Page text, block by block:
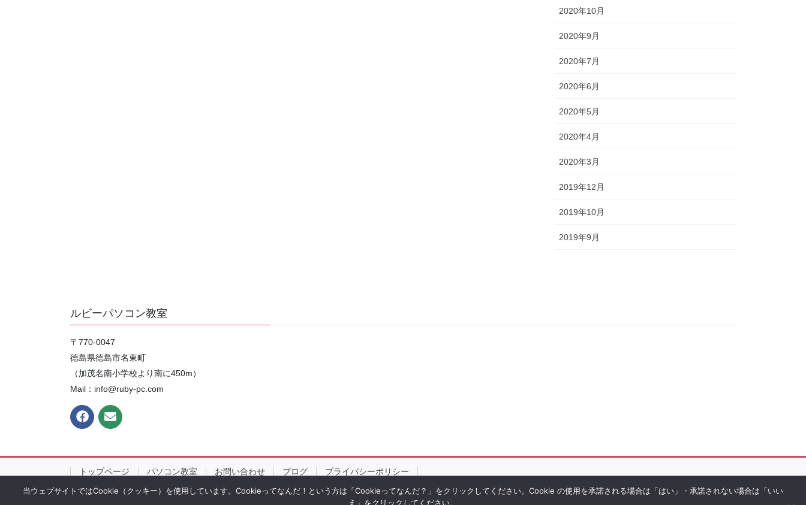
2020年10月
2020年9月
2020年7月
2020年6月
2020年5月
2020年4月
2020年3月
2019年12月
2019年10月
2019年9月
ルビーパソコン教室
〒770-0047
徳島県徳島市名東町
（加茂名南小学校より南に450m）
Mail：info@ruby-pc.com
トップページ パソコン教室 お問い合わせ ブログ
プライバシーポリシー
当ウェブサイトではCookie（クッキー）を使用しています。Cookieってなんだ！という方は「Cookieってなんだ？」をクリックしてください。Cookie の使用を承諾される場合は「はい」・承諾されない場合は「いい
え」をクリックしてください。